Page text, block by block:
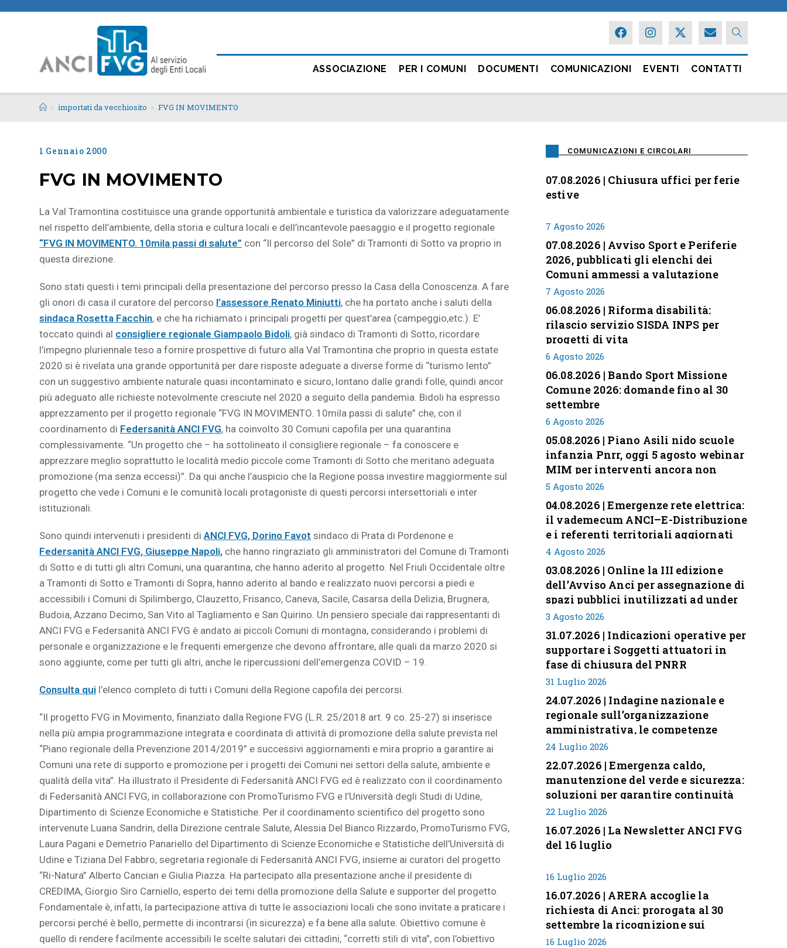
ASSOCIAZIONE PER I COMUNI DOCUMENTI COMUNICAZIONI EVENTI CONTATTI
> importati da vecchiosito > FVG IN MOVIMENTO
1 Gennaio 2000
FVG IN MOVIMENTO
La Val Tramontina costituisce una grande opportunità ambientale e turistica da valorizzare adeguatamente
nel rispetto dell’ambiente, della storia e cultura locali e dell’incantevole paesaggio e il progetto regionale
“FVG IN MOVIMENTO. 10mila passi di salute” con “Il percorso del Sole” di Tramonti di Sotto va proprio in
questa direzione.
Sono stati questi i temi principali della presentazione del percorso presso la Casa della Conoscenza. A fare
gli onori di casa il curatore del percorso l’assessore Renato Miniutti, che ha portato anche i saluti della
sindaca Rosetta Facchin, e che ha richiamato i principali progetti per quest’area (campeggio,etc.). E’
toccato quindi al consigliere regionale Giampaolo Bidoli, già sindaco di Tramonti di Sotto, ricordare
l’impegno pluriennale teso a fornire prospettive di futuro alla Val Tramontina che proprio in questa estate
2020 si è rivelata una grande opportunità per dare risposte adeguate a diverse forme di “turismo lento”
con un suggestivo ambiente naturale quasi incontaminato e sicuro, lontano dalle grandi folle, quindi ancor
più adeguato alle richieste notevolmente cresciute nel 2020 a seguito della pandemia. Bidoli ha espresso
apprezzamento per il progetto regionale “FVG IN MOVIMENTO. 10mila passi di salute” che, con il
coordinamento di Federsanità ANCI FVG, ha coinvolto 30 Comuni capofila per una quarantina
complessivamente. “Un progetto che – ha sottolineato il consigliere regionale – fa conoscere e
apprezzare meglio soprattutto le località medio piccole come Tramonti di Sotto che meritano adeguata
promozione (ma senza eccessi)”. Da qui anche l’auspicio che la Regione possa investire maggiormente sul
progetto che vede i Comuni e le comunità locali protagoniste di questi percorsi intersettoriali e inter
istituzionali.
Sono quindi intervenuti i presidenti diANCI FVG, Dorino Favot sindaco di Prata di Pordenone e
Federsanità ANCI FVG, Giuseppe Napoli, che hanno ringraziato gli amministratori del Comune di Tramonti
di Sotto e di tutti gli altri Comuni, una quarantina, che hanno aderito al progetto. Nel Friuli Occidentale oltre
a Tramonti di Sotto e Tramonti di Sopra, hanno aderito al bando e realizzato nuovi percorsi a piedi e
accessibili i Comuni di Spilimbergo, Clauzetto, Frisanco, Caneva, Sacile, Casarsa della Delizia, Brugnera,
Budoia, Azzano Decimo, San Vito al Tagliamento e San Quirino. Un pensiero speciale dai rappresentanti di
ANCI FVG e Federsanità ANCI FVG è andato ai piccoli Comuni di montagna, considerando i problemi di
personale e organizzazione e le frequenti emergenze che devono affrontare, alle quali da marzo 2020 si
sono aggiunte, come per tutti gli altri, anche le ripercussioni dell’emergenza COVID – 19.
Consulta qui l’elenco completo di tutti i Comuni della Regione capofila dei percorsi.
“Il progetto FVG in Movimento, finanziato dalla Regione FVG (L.R. 25/2018 art. 9 co. 25-27) si inserisce
nella più ampia programmazione integrata e coordinata di attività di promozione della salute prevista nel
“Piano regionale della Prevenzione 2014/2019” e successivi aggiornamenti e mira proprio a garantire ai
Comuni una rete di supporto e promozione per i progetti dei Comuni nei settori della salute, ambiente e
qualità della vita”. Ha illustrato il Presidente di Federsanità ANCI FVG ed è realizzato con il coordinamento
di Federsanità ANCI FVG, in collaborazione con PromoTurismo FVG e l’Università degli Studi di Udine,
Dipartimento di Scienze Economiche e Statistiche. Per il coordinamento scientifico del progetto sono
intervenute Luana Sandrin, della Direzione centrale Salute, Alessia Del Bianco Rizzardo, PromoTurismo FVG,
Laura Pagani e Demetrio Panariello del Dipartimento di Scienze Economiche e Statistiche dell’Università di
Udine e Tiziana Del Fabbro, segretaria regionale di Federsanità ANCI FVG, insieme ai curatori del progetto
“Ri-Natura” Alberto Cancian e Giulia Piazza. Ha partecipato alla presentazione anche il presidente di
CREDIMA, Giorgio Siro Carniello, esperto dei temi della promozione della Salute e supporter del progetto.
Fondamentale è, infatti, la partecipazione attiva di tutte le associazioni locali che sono invitate a praticare i
percorsi perché è bello, permette di incontrarsi (in sicurezza) e fa bene alla salute. Obiettivo comune è
quello di rendere facilmente accessibili le scelte salutari dei cittadini, “corretti stili di vita”, con l’obiettivo
COMUNICAZIONI E CIRCOLARI
07.08.2026 | Chiusura uffici per ferie
estive
7 Agosto 2026
07.08.2026 | Avviso Sport e Periferie
2026, pubblicati gli elenchi dei
Comuni ammessi a valutazione
7 Agosto 2026
06.08.2026 | Riforma disabilità:
rilascio servizio SISDA INPS per
progetti di vita
6 Agosto 2026
06.08.2026 | Bando Sport Missione
Comune 2026: domande fino al 30
settembre
6 Agosto 2026
05.08.2026 | Piano Asili nido scuole
infanzia Pnrr, oggi 5 agosto webinar
MIM per interventi ancora non
conclusi
5 Agosto 2026
04.08.2026 | Emergenze rete elettrica:
il vademecum ANCI–E-Distribuzione
e i referenti territoriali aggiornati
4 Agosto 2026
03.08.2026 | Online la III edizione
dell’Avviso Anci per assegnazione di
spazi pubblici inutilizzati ad under
35
3 Agosto 2026
31.07.2026 | Indicazioni operative per
supportare i Soggetti attuatori in
fase di chiusura del PNRR
31 Luglio 2026
24.07.2026 | Indagine nazionale e
regionale sull’organizzazione
amministrativa, le competenze
professionali e i modelli di gestione
nei piccoli Comuni italiani
24 Luglio 2026
22.07.2026 | Emergenza caldo,
manutenzione del verde e sicurezza:
soluzioni per garantire continuità
servizi
22 Luglio 2026
16.07.2026 | La Newsletter ANCI FVG
del 16 luglio
16 Luglio 2026
16.07.2026 | ARERA accoglie la
richiesta di Anci: prorogata al 30
settembre la ricognizione sui
corrispettivi
16 Luglio 2026